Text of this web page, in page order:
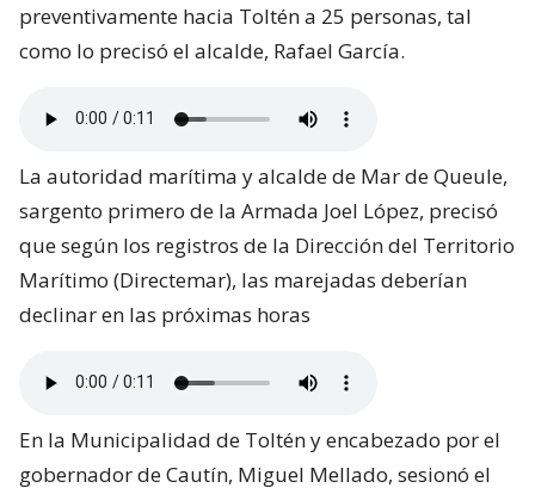
preventivamente hacia Toltén a 25 personas, tal
como lo precisó el alcalde, Rafael García.
La autoridad marítima y alcalde de Mar de Queule,
sargento primero de la Armada Joel López, precisó
que según los registros de la Dirección del Territorio
Marítimo (Directemar), las marejadas deberían
declinar en las próximas horas
En la Municipalidad de Toltén y encabezado por el
gobernador de Cautín, Miguel Mellado, sesionó el